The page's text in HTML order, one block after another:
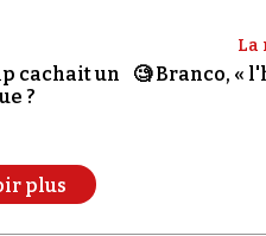
cachait un
?
La
🧐 Branco, «
plus